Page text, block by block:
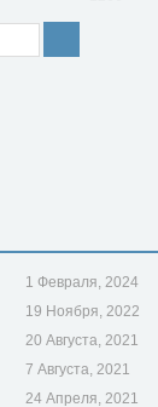
1 Февраля, 2024
19 Ноября, 2022
20 Августа, 2021
7 Августа, 2021
24 Апреля, 2021